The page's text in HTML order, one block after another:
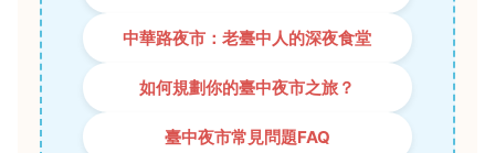
中華路夜市：老臺中人的深夜食堂
如何規劃你的臺中夜市之旅？
臺中夜市常見問題FAQ